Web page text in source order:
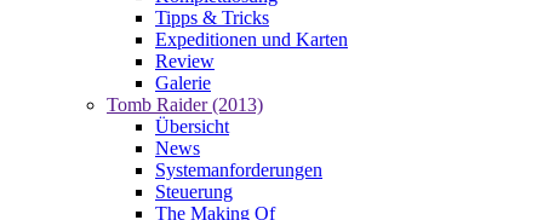
Tipps & Tricks
Expeditionen und Karten
Review
Galerie
Tomb Raider (2013)
Übersicht
News
Systemanforderungen
Steuerung
The Making Of